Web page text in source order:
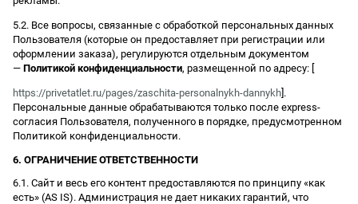
5.2. Все вопросы, связанные с обработкой персональных данных
Пользователя (которые он предоставляет при регистрации или
оформлении заказа), регулируются отдельным документом
— Политикой конфиденциальности, размещенной по адресу: [
https://privetatlet.ru/pages/zaschita-personalnykh-dannykh ].
Персональные данные обрабатываются только после express-
согласия Пользователя, полученного в порядке, предусмотренном
Политикой конфиденциальности.
6. ОГРАНИЧЕНИЕ ОТВЕТСТВЕННОСТИ
6.1. Сайт и весь его контент предоставляются по принципу «как
есть» (AS IS). Администрация не дает никаких гарантий, что